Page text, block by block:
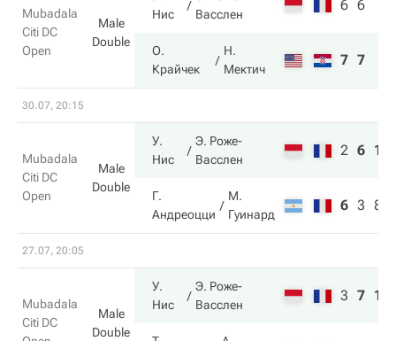
Mubadala
Citi DC
Open
Male
Double
Нис
Васслен
6 6
О.
Крайчек
Н.
Мектич
7 7
30.07, 20:15
Mubadala
Citi DC
Open
Male
Double
У.
Нис
Э. Роже-
Васслен
2 6 10
Г.
Андреоцци
М.
Гуинард
6 3 8
27.07, 20:05
Mubadala
Citi DC
Male
Double
У.
Нис
Э. Роже-
Васслен
3 7 10